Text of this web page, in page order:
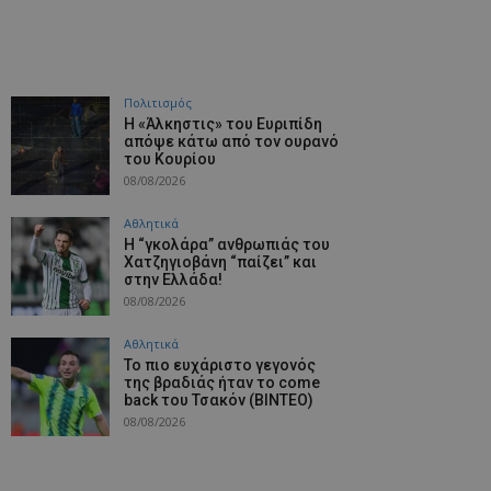
Πολιτισμός
Η «Άλκηστις» του Ευριπίδη
απόψε κάτω από τον ουρανό
του Κουρίου
08/08/2026
Αθλητικά
Η “γκολάρα” ανθρωπιάς του
Χατζηγιοβάνη “παίζει” και
στην Ελλάδα!
08/08/2026
Αθλητικά
Το πιο ευχάριστο γεγονός
της βραδιάς ήταν το come
back του Τσακόν (ΒΙΝΤΕΟ)
08/08/2026